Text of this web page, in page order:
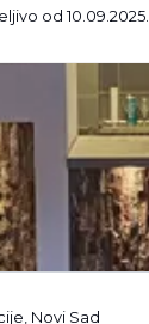
od 10.09.2025.
Novi Sad